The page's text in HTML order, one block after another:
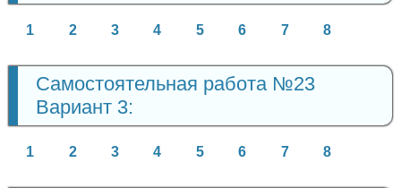
1 2 3 4 5 6 7 8
Самостоятельная работа №23
Вариант 3:
1 2 3 4 5 6 7 8